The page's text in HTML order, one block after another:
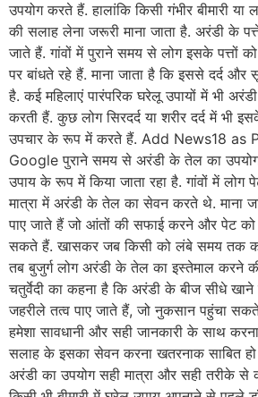
उपयोग करते हैं. हालांकि किसी गंभीर बीमारी या
की सलाह लेना जरूरी माना जाता है. अरंडी के
जाते हैं. गांवों में पुराने समय से लोग इसके पत्तों
पर बांधते रहे हैं. माना जाता है कि इससे दर्द
है. कई महिलाएं पारंपरिक घरेलू उपायों में भी
करती हैं. कुछ लोग सिरदर्द या शरीर दर्द में भी
उपचार के रूप में करते हैं. Add News18 as
Google पुराने समय से अरंडी के तेल का
उपाय के रूप में किया जाता रहा है. गांवों में
मात्रा में अरंडी के तेल का सेवन करते थे. माना
पाए जाते हैं जो आंतों की सफाई करने और पेट
सकते हैं. खासकर जब किसी को लंबे समय तक
तब बुजुर्ग लोग अरंडी के तेल का इस्तेमाल करने
चतुर्वेदी का कहना है कि अरंडी के बीज सीधे खाने
जहरीले तत्व पाए जाते हैं, जो नुकसान पहुंचा
हमेशा सावधानी और सही जानकारी के साथ करना
सलाह के इसका सेवन करना खतरनाक साबित
अरंडी का उपयोग सही मात्रा और सही तरीके से